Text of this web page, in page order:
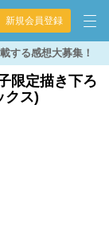
新規会員登録
する感想大募集！
限定描き下ろ
クス)